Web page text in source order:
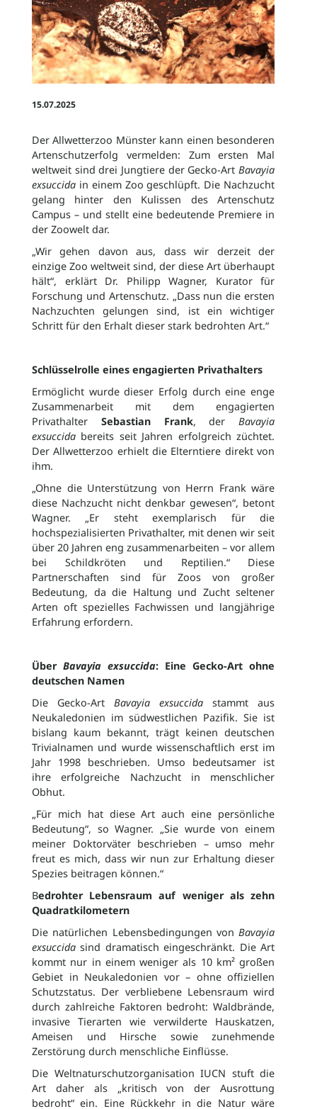
15.07.2025
Der Allwetterzoo Münster kann einen besonderen
Artenschutzerfolg vermelden: Zum ersten Mal
weltweit sind drei Jungtiere der Gecko-Art Bavayia
exsuccida in einem Zoo geschlüpft. Die Nachzucht
gelang hinter den Kulissen des Artenschutz
Campus – und stellt eine bedeutende Premiere in
der Zoowelt dar.
„Wir gehen davon aus, dass wir derzeit der
einzige Zoo weltweit sind, der diese Art überhaupt
hält“, erklärt Dr. Philipp Wagner, Kurator für
Forschung und Artenschutz. „Dass nun die ersten
Nachzuchten gelungen sind, ist ein wichtiger
Schritt für den Erhalt dieser stark bedrohten Art.“
Schlüsselrolle eines engagierten Privathalters
Ermöglicht wurde dieser Erfolg durch eine enge
Zusammenarbeit mit dem engagierten
Privathalter Sebastian Frank, der Bavayia
exsuccida bereits seit Jahren erfolgreich züchtet.
Der Allwetterzoo erhielt die Elterntiere direkt von
ihm.
„Ohne die Unterstützung von Herrn Frank wäre
diese Nachzucht nicht denkbar gewesen“, betont
Wagner. „Er steht exemplarisch für die
hochspezialisierten Privathalter, mit denen wir seit
über 20 Jahren eng zusammenarbeiten – vor allem
bei Schildkröten und Reptilien.“ Diese
Partnerschaften sind für Zoos von großer
Bedeutung, da die Haltung und Zucht seltener
Arten oft spezielles Fachwissen und langjährige
Erfahrung erfordern.
Über Bavayia exsuccida: Eine Gecko-Art ohne
deutschen Namen
Die Gecko-Art Bavayia exsuccida stammt aus
Neukaledonien im südwestlichen Pazifik. Sie ist
bislang kaum bekannt, trägt keinen deutschen
Trivialnamen und wurde wissenschaftlich erst im
Jahr 1998 beschrieben. Umso bedeutsamer ist
ihre erfolgreiche Nachzucht in menschlicher
Obhut.
„Für mich hat diese Art auch eine persönliche
Bedeutung“, so Wagner. „Sie wurde von einem
meiner Doktorväter beschrieben – umso mehr
freut es mich, dass wir nun zur Erhaltung dieser
Spezies beitragen können.“
Bedrohter Lebensraum auf weniger als zehn
Quadratkilometern
Die natürlichen Lebensbedingungen von Bavayia
exsuccida sind dramatisch eingeschränkt. Die Art
kommt nur in einem weniger als 10 km² großen
Gebiet in Neukaledonien vor – ohne offiziellen
Schutzstatus. Der verbliebene Lebensraum wird
durch zahlreiche Faktoren bedroht: Waldbrände,
invasive Tierarten wie verwilderte Hauskatzen,
Ameisen und Hirsche sowie zunehmende
Zerstörung durch menschliche Einflüsse.
Die Weltnaturschutzorganisation IUCN stuft die
Art daher als „kritisch von der Ausrottung
bedroht“ ein. Eine Rückkehr in die Natur wäre